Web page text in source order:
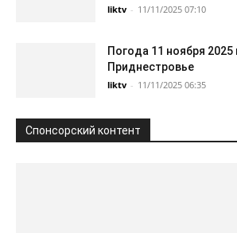
liktv - 11/11/2025 07:10
Погода 11 ноября 2025
Приднестровье
liktv - 11/11/2025 06:35
Спонсорский контент